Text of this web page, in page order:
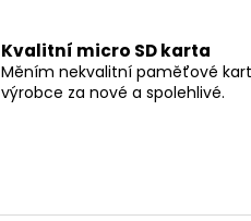
Kvalitní micro SD karta
Měním nekvalitní paměťové
výrobce za nové a spolehlivé.